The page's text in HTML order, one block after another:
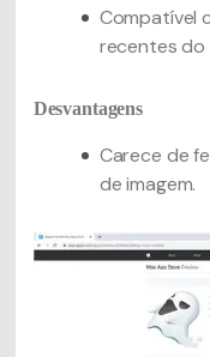
Compatível
recentes do
Desvantagens
Carece de
de imagem.